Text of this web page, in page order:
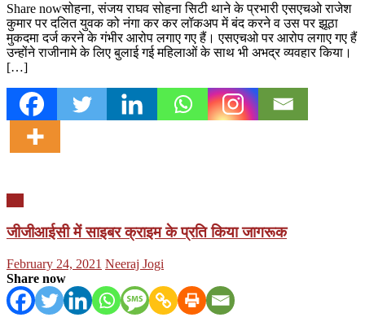
Share nowसोहना, संजय राघव सोहना सिटी थाने के प्रभारी एसएचओ राजेश
कुमार पर दलित युवक को नंगा कर कर लॉकअप में बंद करने व उस पर झूठा
मुकदमा दर्ज करने के गंभीर आरोप लगाए गए हैं। एसएचओ पर आरोप लगाए गए हैं
उन्होंने राजीनामे के लिए बुलाई गई महिलाओं के साथ भी अभद्र व्यवहार किया।
[…]
जीजीआईसी में साइबर क्राइम के प्रति किया जागरूक
Posted
on
February 24, 2021 Author
Neeraj Jogi
Share now